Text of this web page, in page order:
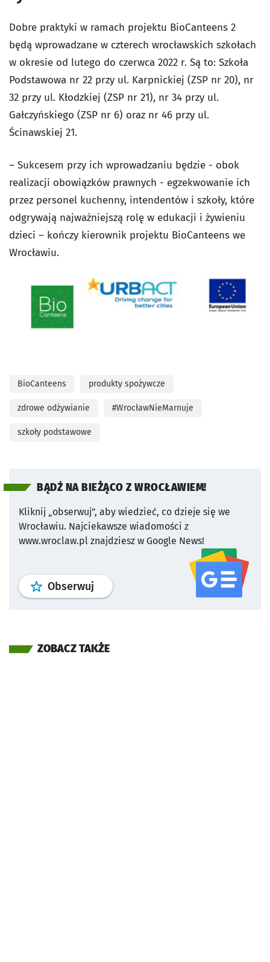
Dobre praktyki w ramach projektu BioCanteens 2
będą wprowadzane w czterech wrocławskich szkołach
w okresie od lutego do czerwca 2022 r. Są to: Szkoła
Podstawowa nr 22 przy ul. Karpnickiej (ZSP nr 20), nr
32 przy ul. Kłodzkiej (ZSP nr 21), nr 34 przy ul.
Gałczyńskiego (ZSP nr 6) oraz nr 46 przy ul.
Ścinawskiej 21.
– Sukcesem przy ich wprowadzaniu będzie - obok
realizacji obowiązków prawnych - egzekwowanie ich
przez personel kuchenny, intendentów i szkoły, które
odgrywają najważniejszą rolę w edukacji i żywieniu
dzieci – kończy kierownik projektu BioCanteens we
Wrocławiu.
BioCanteens produkty spożywcze
zdrowe odżywianie #WrocławNieMarnuje
szkoły podstawowe
BĄDŹ NA BIEŻĄCO Z WROCŁAWIEM!
Kliknij „obserwuj”, aby wiedzieć, co dzieje się we
Wrocławiu. Najciekawsze wiadomości z
www.wroclaw.pl znajdziesz w Google News!
Obserwuj profil serwisu
ZOBACZ TAKŻE